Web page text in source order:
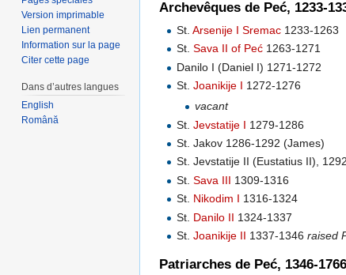
Archevêques de Peć, 1233-
St.Arsenije I Sremac 1233-1263
St.Sava II of Peć 1263-1271
Danilo I (Daniel I) 1271-1272
St.Joanikije I 1272-1276
vacant
St.Jevstatije I 1279-1286
St. Jakov 1286-1292 (James)
St. Jevstatije II (Eustatius II),
St.Sava III 1309-1316
St. Nikodim I 1316-1324
St. Danilo II 1324-1337
St.Joanikije II 1337-1346raised
Patriarches de Peć, 1346-1766
Version imprimable
Lien permanent
Information sur la page
Citer cette page
Dans d’autres langues
English
Română